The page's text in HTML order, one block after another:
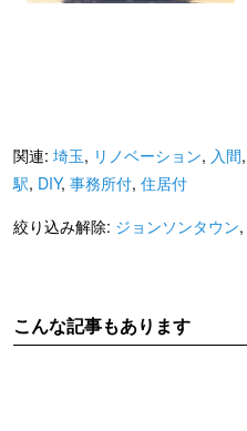
関連: 埼玉, リノベーション, 入間,
駅, DIY, 事務所付, 住居付
絞り込み解除: ジョンソンタウン,
こんな記事もあります